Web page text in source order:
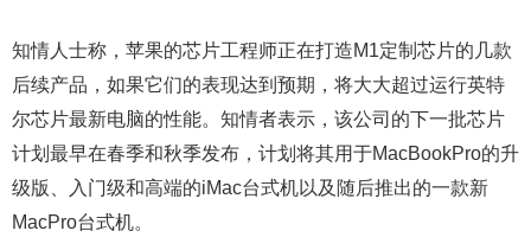
知情人士称，苹果的芯片工程师正在打造M1定制芯片的几款
后续产品，如果它们的表现达到预期，将大大超过运行英特
尔芯片最新电脑的性能。知情者表示，该公司的下一批芯片
计划最早在春季和秋季发布，计划将其用于MacBookPro的升
级版、入门级和高端的iMac台式机以及随后推出的一款新
MacPro台式机。